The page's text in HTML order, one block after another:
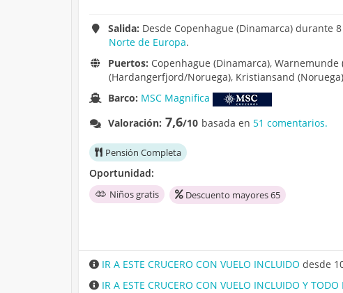
Salida: Desde Copenhague (Dinamarca) durante
Norte de Europa.
Puertos: Copenhague (Dinamarca),
(Hardangerfjord/Noruega), Kristiansand
Barco: MSC Magnifica
Valoración: 7,6/10 basada en 51 comentarios.
Pensión Completa
Oportunidad:
Niños gratis Descuento mayores 65
IR A ESTE CRUCERO CON VUELO INCLUIDO desde
IR A ESTE CRUCERO CON VUELO INCLUIDO Y TODO